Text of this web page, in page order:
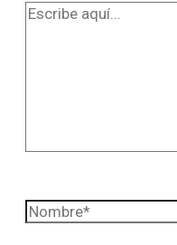
Escribe
Nombre*